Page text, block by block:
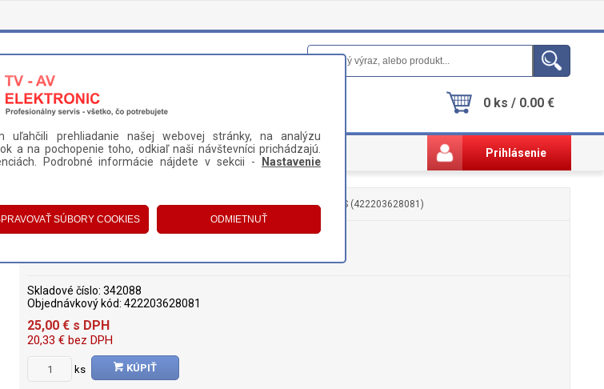
0 ks / 0.00 €
KONTAKT Prihlásenie
> STRIHACIE A HOLIACE HLAVICE > HOLIACA HLAVICA PHILIPS (422203628081)
Skladové číslo: 342088
Objednávkový kód: 422203628081
25,00 € s DPH
20,33 € bez DPH
ks KÚPIŤ
uľahčili prehliadanie našej webovej stránky, na analýzu
a na pochopenie toho, odkiaľ naši návštevníci prichádzajú.
Podrobné informácie nájdete v sekcii -
Nastavenie